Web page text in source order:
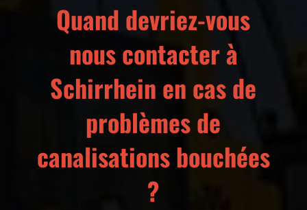
Quand devriez-vous
nous contacter à
Schirrhein en cas de
problèmes de
canalisations bouchées
?